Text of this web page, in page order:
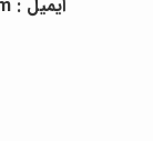
ایمیل : turbo_seyfollahi@gmail.com